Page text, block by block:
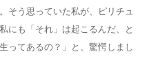
そう思っていた私が、
ピリチュ
にも「それ」は起こるんだ、と
ってあるの？」と、驚愕しまし